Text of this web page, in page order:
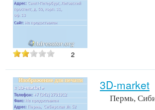
2
3D-market
Пермь,